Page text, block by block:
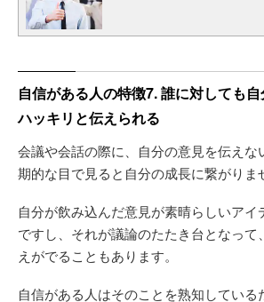
自信がある人の特徴7. 誰に対しても
ハッキリと伝えられる
会議や会話の際に、自分の意見を伝えな
期的な目で見ると自分の成長に繋がりま
自分が飲み込んだ意見が素晴らしいアイ
ですし、それが議論のたたき台となって
えがでることもあります。
自信がある人はそのことを熟知している